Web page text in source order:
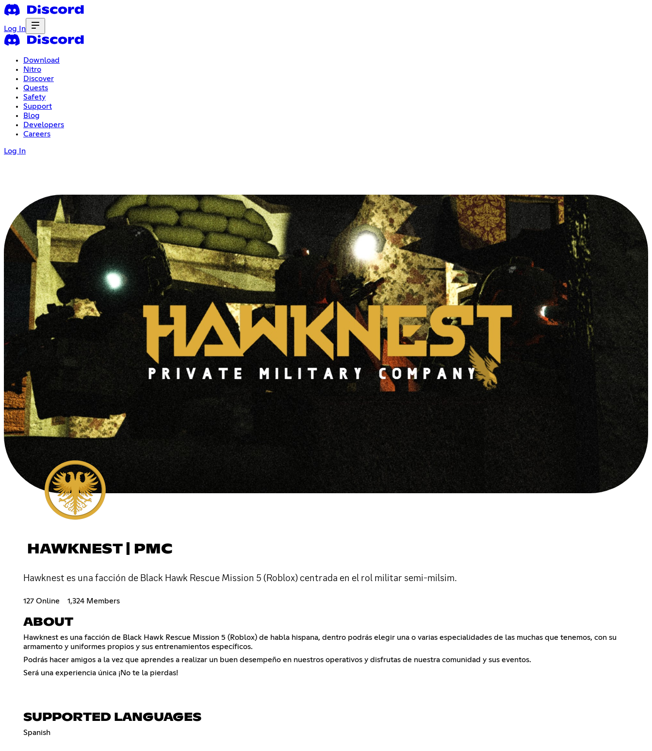
Log In
Download
Nitro
Discover
Quests
Safety
Support
Blog
Developers
Careers
Log In
HAWKNEST | PMC
Hawknest es una facción de Black Hawk Rescue Mission 5 (Roblox) centrada en el rol militar semi-milsim.
127 Online 1,324 Members
ABOUT
Hawknest es una facción de Black Hawk Rescue Mission 5 (Roblox) de habla hispana, dentro podrás elegir una o varias especialidades de las muchas que tenemos, con su
armamento y uniformes propios y sus entrenamientos específicos.
Podrás hacer amigos a la vez que aprendes a realizar un buen desempeño en nuestros operativos y disfrutas de nuestra comunidad y sus eventos.
Será una experiencia única ¡No te la pierdas!
SUPPORTED LANGUAGES
Spanish